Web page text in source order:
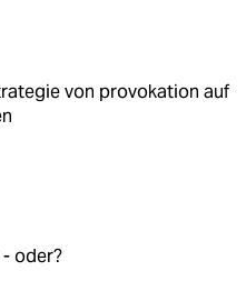
von provokation auf
oder?